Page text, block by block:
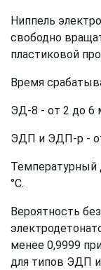
Ниппель
свободно
пластиковой
Время
ЭД-8 - от 2 до 6
ЭДП и ЭДП-р -
Температурный
°С.
Вероятность
менее 0,9999
для типов ЭДП